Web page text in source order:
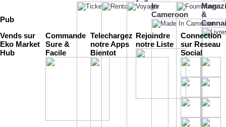
In
Cameroon
&
Pub
Vends sur
Eko Market
Hub
Commande
Sure &
Facile
Telechargez
notre Apps
Bientot
Rejoindre
notre Liste
Connection
sur Reseau
Social